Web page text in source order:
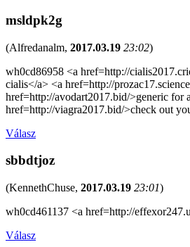
msldpk2g
(Alfredanalm, 2017.03.19 23:02)
wh0cd86958 <a href=http://
cialis</a> <a href=http://
href=http://avodart2017.bid/>generic for
href=http://viagra2017.bid/>check out
Válasz
sbbdtjoz
(KennethChuse, 2017.03.19 23:01)
wh0cd461137 <a href=http://
Válasz